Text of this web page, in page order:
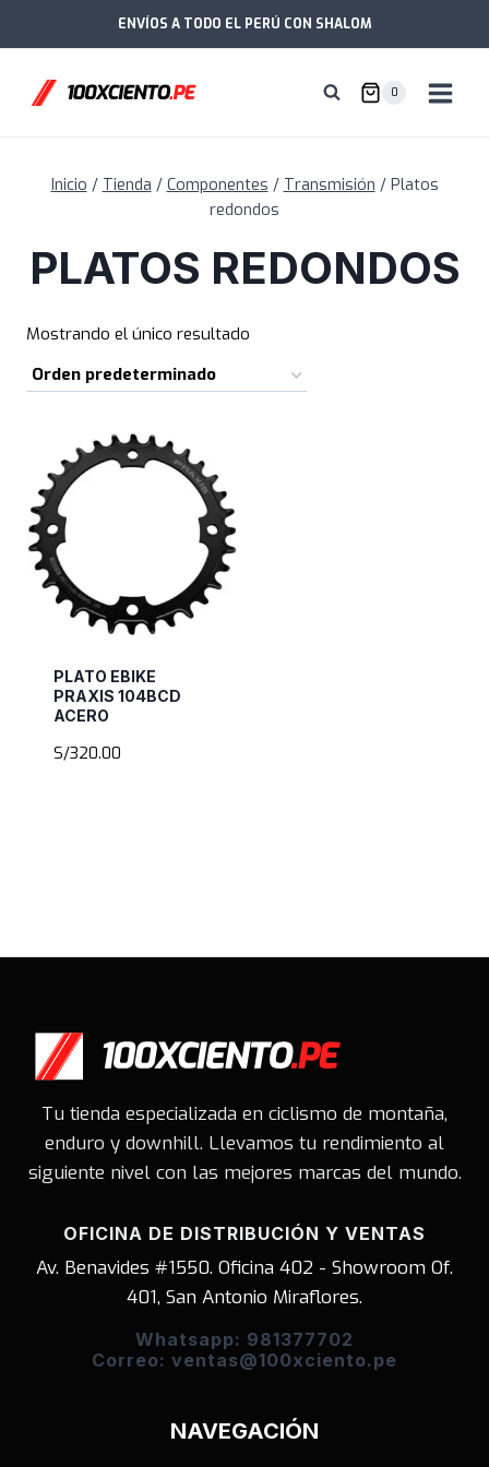
al
ENVÍOS A TODO EL PERÚ CON SHALOM
0
Inicio / Tienda / Componentes / Transmisión / Platos
redondos
PLATOS REDONDOS
Mostrando el único resultado
PLATO EBIKE
PRAXIS 104BCD
ACERO
S/320.00
Tu tienda especializada en ciclismo de montaña,
enduro y downhill. Llevamos tu rendimiento al
siguiente nivel con las mejores marcas del mundo.
OFICINA DE DISTRIBUCIÓN Y VENTAS
Av. Benavides #1550. Oficina 402 - Showroom Of.
401, San Antonio Miraflores.
Whatsapp: 981377702
Correo: ventas@100xciento.pe
NAVEGACIÓN